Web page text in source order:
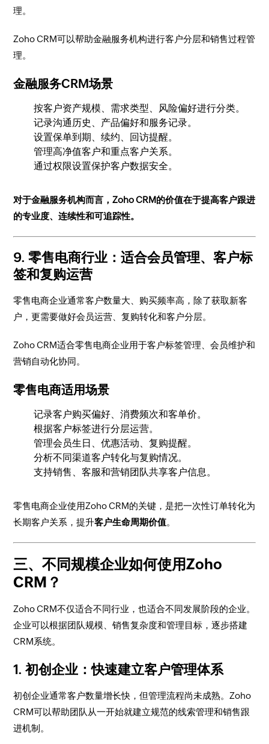
理。
Zoho CRM可以帮助金融服务机构进行客户分层和销售过程管
理。
金融服务CRM场景
按客户资产规模、需求类型、风险偏好进行分类。
记录沟通历史、产品偏好和服务记录。
设置保单到期、续约、回访提醒。
管理高净值客户和重点客户关系。
通过权限设置保护客户数据安全。
对于金融服务机构而言，Zoho CRM的价值在于提高客户跟进
的专业度、连续性和可追踪性。
9. 零售电商行业：适合会员管理、客户标
签和复购运营
零售电商企业通常客户数量大、购买频率高，除了获取新客
户，更需要做好会员运营、复购转化和客户分层。
Zoho CRM适合零售电商企业用于客户标签管理、会员维护和
营销自动化协同。
零售电商适用场景
记录客户购买偏好、消费频次和客单价。
根据客户标签进行分层运营。
管理会员生日、优惠活动、复购提醒。
分析不同渠道客户转化与复购情况。
支持销售、客服和营销团队共享客户信息。
零售电商企业使用Zoho CRM的关键，是把一次性订单转化为
长期客户关系，提升客户生命周期价值。
三、不同规模企业如何使用Zoho
CRM？
Zoho CRM不仅适合不同行业，也适合不同发展阶段的企业。
企业可以根据团队规模、销售复杂度和管理目标，逐步搭建
CRM系统。
1. 初创企业：快速建立客户管理体系
初创企业通常客户数量增长快，但管理流程尚未成熟。Zoho
CRM可以帮助团队从一开始就建立规范的线索管理和销售跟
进机制。